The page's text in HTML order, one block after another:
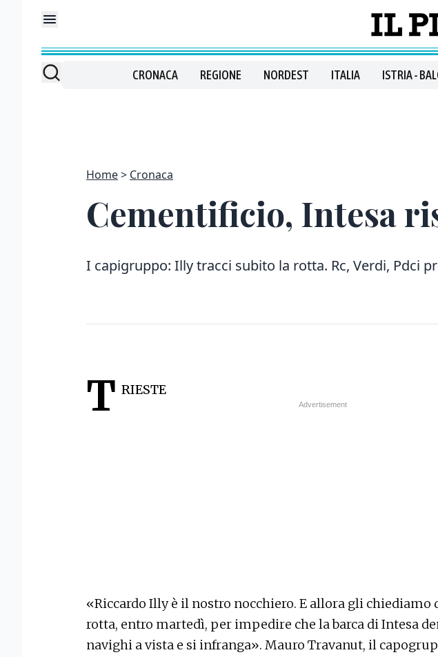
CRONACA REGIONE NORDEST ITALIA ISTRIA -
Home Cronaca
Cementificio, Intesa
I capigruppo: Illy tracci subito la rotta. Rc, Verdi, Pdci
T RIESTE
«Riccardo Illy è il nostro nocchiero. E allora gli chiediamo
rotta, entro martedì, per impedire che la barca di Intesa
navighi a vista e si infranga». Mauro Travanut, il